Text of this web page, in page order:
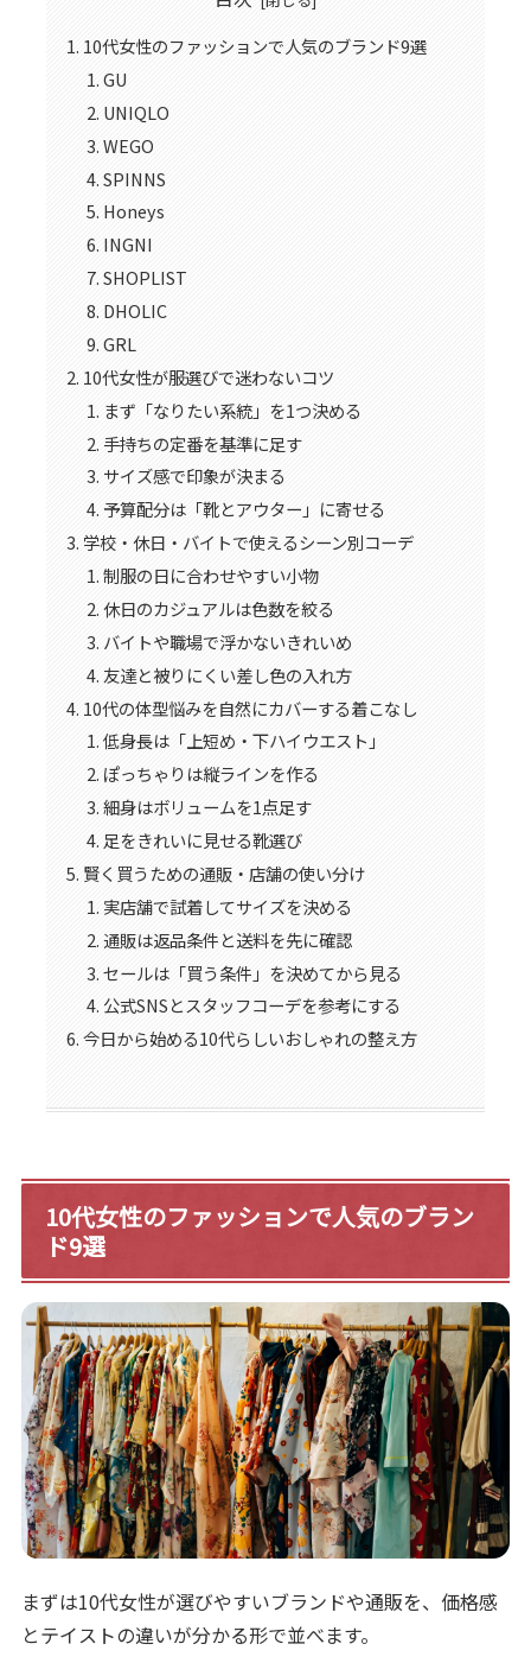
10代女性のファッションで人気のブランド9選
GU
UNIQLO
WEGO
SPINNS
Honeys
INGNI
SHOPLIST
DHOLIC
GRL
10代女性が服選びで迷わないコツ
まず「なりたい系統」を1つ決める
手持ちの定番を基準に足す
サイズ感で印象が決まる
予算配分は「靴とアウター」に寄せる
学校・休日・バイトで使えるシーン別コーデ
制服の日に合わせやすい小物
休日のカジュアルは色数を絞る
バイトや職場で浮かないきれいめ
友達と被りにくい差し色の入れ方
10代の体型悩みを自然にカバーする着こなし
低身長は「上短め・下ハイウエスト」
ぽっちゃりは縦ラインを作る
細身はボリュームを1点足す
足をきれいに見せる靴選び
賢く買うための通販・店舗の使い分け
実店舗で試着してサイズを決める
通販は返品条件と送料を先に確認
セールは「買う条件」を決めてから見る
公式SNSとスタッフコーデを参考にする
今日から始める10代らしいおしゃれの整え方
10代女性のファッションで人気のブラン
ド9選
まずは10代女性が選びやすいブランドや通販を、価格感
とテイストの違いが分かる形で並べます。